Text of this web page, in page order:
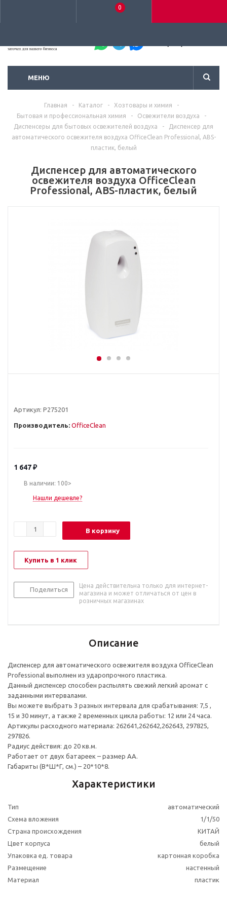
0
МЕНЮ
Главная - Каталог - Хозтовары и химия
-
Бытовая и профессиональная химия
- Освежители воздуха
-
Диспенсеры для бытовых освежителей воздуха
-
Диспенсер для
автоматического освежителя воздуха OfficeClean Professional, ABS-
пластик, белый
Диспенсер для автоматического
освежителя воздуха OfficeClean
Professional, ABS-пластик, белый
Артикул: Р275201
Производитель: OfficeClean
1 647₽
В наличии: 100>
Нашли дешевле?
В корзину
Купить в 1 клик
Поделиться
Цена действительна только для интернет-
магазина и может отличаться от цен в
розничных магазинах
Описание
Диспенсер для автоматического освежителя воздуха OfficeClean
Professional выполнен из ударопрочного пластика.
Данный диспенсер способен распылять свежий легкий аромат с
заданными интервалами.
Вы можете выбрать 3 разных интервала для срабатывания: 7,5 ,
15 и 30 минут, а также 2 временных цикла работы: 12 или 24 часа.
Артикулы расходного материала: 262641,262642,262643, 297825,
297826.
Радиус действия: до 20 кв.м.
Работает от двух батареек – размер АА.
Габариты (В*Ш*Г, см.) – 20*10*8.
Характеристики
Тип
автоматический
Схема вложения
1/1/50
Страна происхождения
КИТАЙ
Цвет корпуса
белый
Упаковка ед. товара
картонная коробка
Размещение
настенный
Материал
пластик